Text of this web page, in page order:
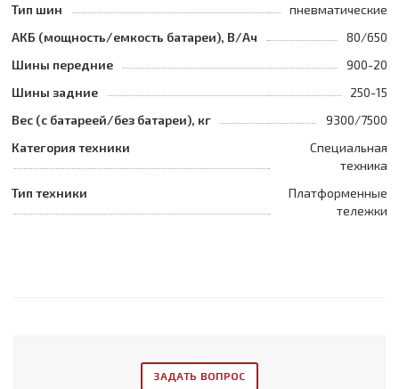
Тип шин
пневматические
АКБ (мощность/емкость батареи), В/Ач
80/650
Шины передние
900-20
Шины задние
250-15
Вес (с батареей/без батареи), кг
9300/7500
Категория техники
Специальная
техника
Тип техники
Платформенные
тележки
ЗАДАТЬ ВОПРОС